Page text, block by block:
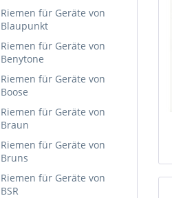
Riemen für Geräte von
Blaupunkt
Riemen für Geräte von
Benytone
Riemen für Geräte von
Boose
Riemen für Geräte von
Braun
Riemen für Geräte von
Bruns
Riemen für Geräte von
BSR